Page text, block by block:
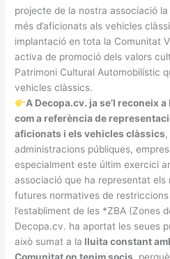
projecte de la nostra associació
més d’aficionats als vehicles
implantació en tota la Comunitat
activa de promoció dels valors
Patrimoni Cultural Automobilístic
vehicles clàssics.
A Decopa.cv. ja se’l reconeix
com a referència de
aficionats i els vehicles clàssics
administracions públiques,
especialment este últim exercici
associació que ha representat
futures normatives de
l’establiment de les *ZBA (Zones
Decopa.cv. ha aportat les seues
això sumat a la lluita constant